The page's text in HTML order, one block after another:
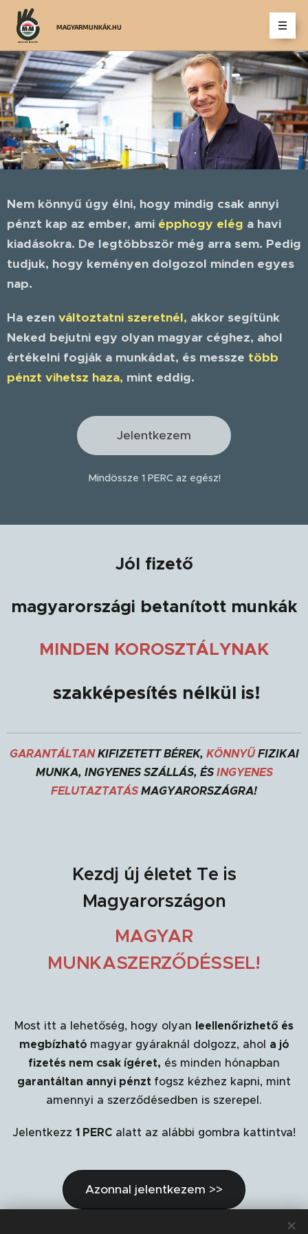
MAGYARMUNKÁK.HU
Nem könnyű úgy élni, hogy mindig csak annyi
pénzt kap az ember, ami épphogy elég a havi
kiadásokra. De legtöbbször még arra sem. Pedig
tudjuk, hogy keményen dolgozol minden egyes
nap.
Ha ezen változtatni szeretnél, akkor segítünk
Neked bejutni egy olyan magyar céghez, ahol
értékelni fogják a munkádat, és messze több
pénzt vihetsz haza, mint eddig.
Jelentkezem
Mindössze 1 PERC az egész!
Jól fizető
magyarországi betanított munkák
MINDEN KOROSZTÁLYNAK
szakképesítés nélkül is!
GARANTÁLTANKIFIZETETT BÉREK, KÖNNYŰFIZIKAI
MUNKA, INGYENES SZÁLLÁS, ÉSINGYENES
FELUTAZTATÁSMAGYARORSZÁGRA!
Kezdj új életet Te is
Magyarországon
MAGYAR
MUNKASZERZŐDÉSSEL!
Most itt a lehetőség, hogy olyan leellenőrizhető és
megbízható magyar gyáraknál dolgozz, ahol a jó
fizetés nem csak ígéret, és minden hónapban
garantáltan annyi pénzt fogsz kézhez kapni, mint
amennyi a szerződésedben is szerepel.
Jelentkezz 1 PERC alatt az alábbi gombra kattintva!
Azonnal jelentkezem >>